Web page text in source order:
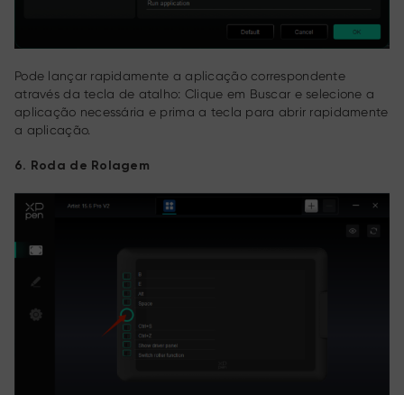
Pode lançar rapidamente a aplicação correspondente
através da tecla de atalho: Clique em Buscar e selecione a
aplicação necessária e prima a tecla para abrir rapidamente
a aplicação.
6. Roda de Rolagem